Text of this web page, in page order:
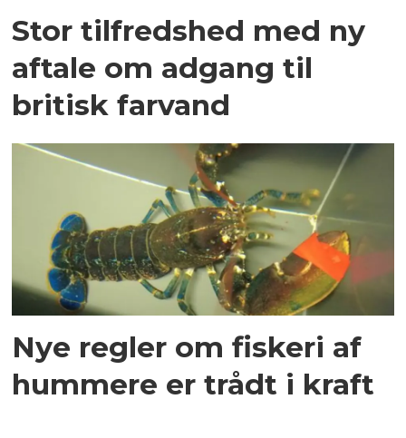
Stor tilfredshed med ny
aftale om adgang til
britisk farvand
Nye regler om fiskeri af
hummere er trådt i kraft